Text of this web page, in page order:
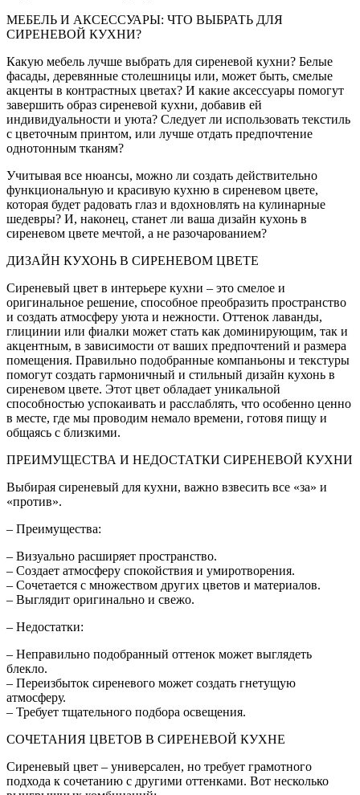
МЕБЕЛЬ И АКСЕССУАРЫ: ЧТО ВЫБРАТЬ ДЛЯ
СИРЕНЕВОЙ КУХНИ?
Какую мебель лучше выбрать для сиреневой кухни? Белые
фасады, деревянные столешницы или, может быть, смелые
акценты в контрастных цветах? И какие аксессуары помогут
завершить образ сиреневой кухни, добавив ей
индивидуальности и уюта? Следует ли использовать текстиль
с цветочным принтом, или лучше отдать предпочтение
однотонным тканям?
Учитывая все нюансы, можно ли создать действительно
функциональную и красивую кухню в сиреневом цвете,
которая будет радовать глаз и вдохновлять на кулинарные
шедевры? И, наконец, станет ли ваша дизайн кухонь в
сиреневом цвете мечтой, а не разочарованием?
ДИЗАЙН КУХОНЬ В СИРЕНЕВОМ ЦВЕТЕ
Сиреневый цвет в интерьере кухни – это смелое и
оригинальное решение, способное преобразить пространство
и создать атмосферу уюта и нежности. Оттенок лаванды,
глицинии или фиалки может стать как доминирующим, так и
акцентным, в зависимости от ваших предпочтений и размера
помещения. Правильно подобранные компаньоны и текстуры
помогут создать гармоничный и стильный дизайн кухонь в
сиреневом цвете. Этот цвет обладает уникальной
способностью успокаивать и расслаблять, что особенно ценно
в месте, где мы проводим немало времени, готовя пищу и
общаясь с близкими.
ПРЕИМУЩЕСТВА И НЕДОСТАТКИ СИРЕНЕВОЙ КУХНИ
Выбирая сиреневый для кухни, важно взвесить все «за» и
«против».
– Преимущества:
– Визуально расширяет пространство.
– Создает атмосферу спокойствия и умиротворения.
– Сочетается с множеством других цветов и материалов.
– Выглядит оригинально и свежо.
– Недостатки:
– Неправильно подобранный оттенок может выглядеть
блекло.
– Переизбыток сиреневого может создать гнетущую
атмосферу.
– Требует тщательного подбора освещения.
СОЧЕТАНИЯ ЦВЕТОВ В СИРЕНЕВОЙ КУХНЕ
Сиреневый цвет – универсален, но требует грамотного
подхода к сочетанию с другими оттенками. Вот несколько